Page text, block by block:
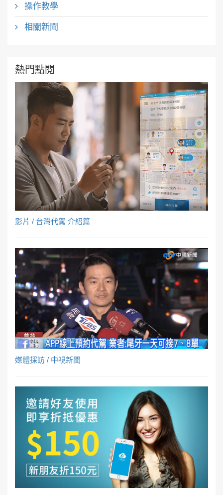
操作教學
相關新聞
熱門點閱
影片 / 台灣代駕 介紹篇
媒體採訪 / 中視新聞